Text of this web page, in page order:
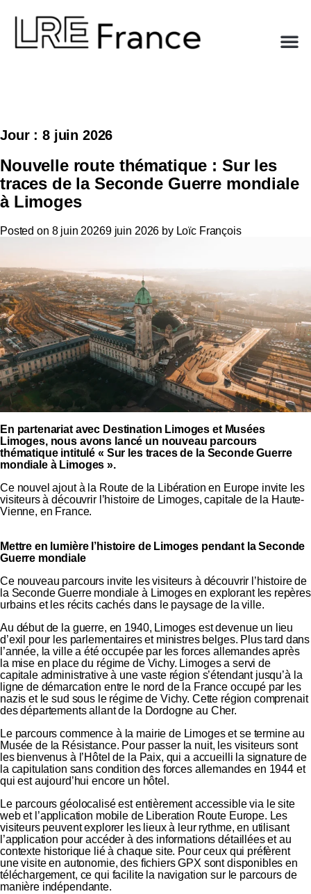
Jour : 8 juin 2026
Nouvelle route thématique : Sur les
traces de la Seconde Guerre mondiale
à Limoges
Posted on 8 juin 20269 juin 2026 by Loïc François
En partenariat avec Destination Limoges et Musées
Limoges, nous avons lancé un nouveau parcours
thématique intitulé « Sur les traces de la Seconde Guerre
mondiale à Limoges ».
Ce nouvel ajout à la Route de la Libération en Europe invite les
visiteurs à découvrir l’histoire de Limoges, capitale de la Haute-
Vienne, en France.
Mettre en lumière l’histoire de Limoges pendant la Seconde
Guerre mondiale
Ce nouveau parcours invite les visiteurs à découvrir l’histoire de
la Seconde Guerre mondiale à Limoges en explorant les repères
urbains et les récits cachés dans le paysage de la ville.
Au début de la guerre, en 1940, Limoges est devenue un lieu
d’exil pour les parlementaires et ministres belges. Plus tard dans
l’année, la ville a été occupée par les forces allemandes après
la mise en place du régime de Vichy. Limoges a servi de
capitale administrative à une vaste région s’étendant jusqu’à la
ligne de démarcation entre le nord de la France occupé par les
nazis et le sud sous le régime de Vichy. Cette région comprenait
des départements allant de la Dordogne au Cher.
Le parcours commence à la mairie de Limoges et se termine au
Musée de la Résistance. Pour passer la nuit, les visiteurs sont
les bienvenus à l’Hôtel de la Paix, qui a accueilli la signature de
la capitulation sans condition des forces allemandes en 1944 et
qui est aujourd’hui encore un hôtel.
Le parcours géolocalisé est entièrement accessible via lesite
webet l’application mobile de Liberation Route Europe. Les
visiteurs peuvent explorer les lieux à leur rythme, en utilisant
l’application pour accéder à des informations détaillées et au
contexte historique lié à chaque site. Pour ceux qui préfèrent
une visite en autonomie, des fichiers GPX sont disponibles en
téléchargement, ce qui facilite la navigation sur le parcours de
manière indépendante.